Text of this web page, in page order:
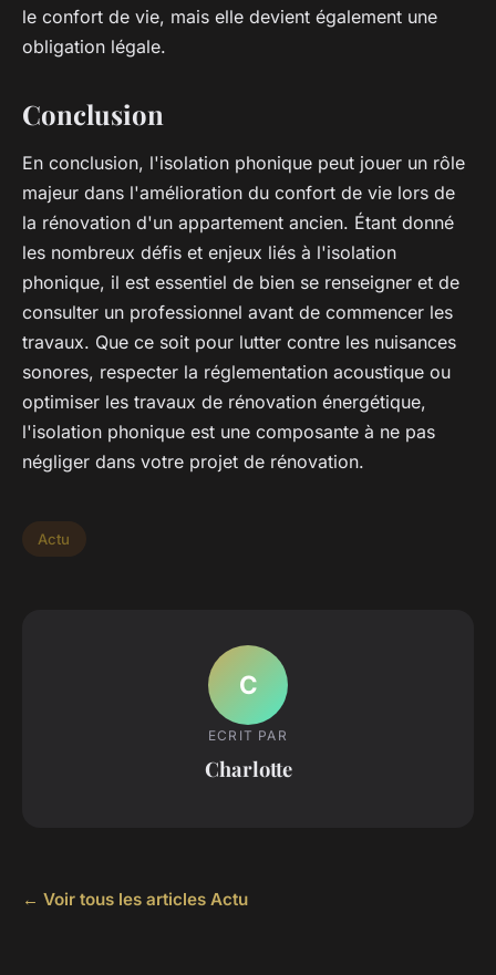
le confort de vie, mais elle devient également une
obligation légale.
Conclusion
En conclusion, l'isolation phonique peut jouer un rôle
majeur dans l'amélioration du confort de vie lors de
la rénovation d'un appartement ancien. Étant donné
les nombreux défis et enjeux liés à l'isolation
phonique, il est essentiel de bien se renseigner et de
consulter un professionnel avant de commencer les
travaux. Que ce soit pour lutter contre les nuisances
sonores, respecter la réglementation acoustique ou
optimiser les travaux de rénovation énergétique,
l'isolation phonique est une composante à ne pas
négliger dans votre projet de rénovation.
Actu
C
ECRIT PAR
Charlotte
← Voir tous les articles Actu